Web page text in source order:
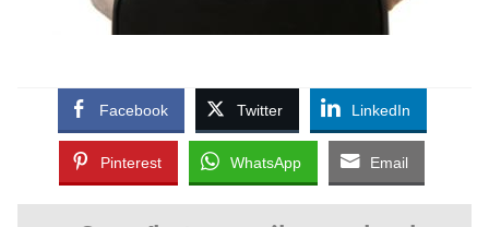
Facebook Twitter LinkedIn
Pinterest WhatsApp Email